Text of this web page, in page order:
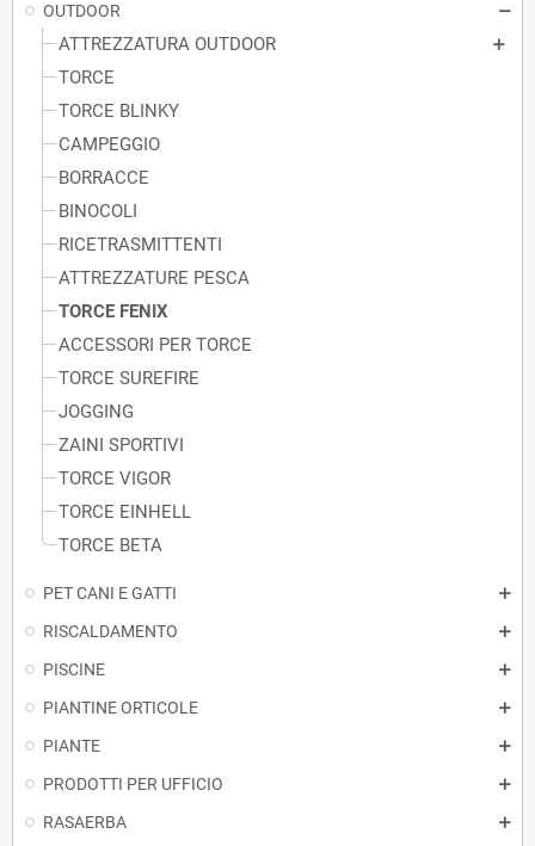
OUTDOOR
ATTREZZATURA OUTDOOR
TORCE
TORCE BLINKY
CAMPEGGIO
BORRACCE
BINOCOLI
RICETRASMITTENTI
ATTREZZATURE PESCA
TORCE FENIX
ACCESSORI PER TORCE
TORCE SUREFIRE
JOGGING
ZAINI SPORTIVI
TORCE VIGOR
TORCE EINHELL
TORCE BETA
PET CANI E GATTI
RISCALDAMENTO
PISCINE
PIANTINE ORTICOLE
PIANTE
PRODOTTI PER UFFICIO
RASAERBA